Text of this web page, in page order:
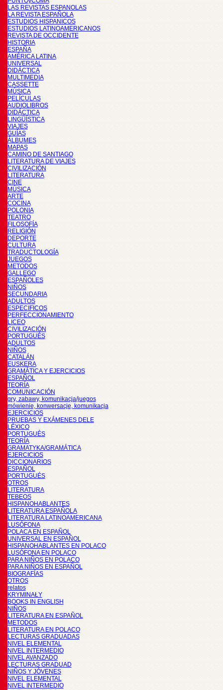
LAS REVISTAS ESPANOLAS
LA REVISTA ESPAÑOLA
ESTUDIOS HISPANICOS
ESTUDIOS LATINOAMERICANOS
REVISTA DE OCCIDENTE
HISTORIA
ESPAÑA
AMÉRICA LATINA
UNIVERSAL
DIDÁCTICA
MULTIMEDIA
CASSETTE
MÚSICA
PELÍCULAS
AUDIOLIBROS
DIDÁCTICA
LINGÜÍSTICA
VIAJES
GUÍAS
ÁLBUMES
MAPAS
CAMINO DE SANTIAGO
LITERATURA DE VIAJES
CIVILIZACIÓN
LITERATURA
CINE
MÚSICA
ARTE
COCINA
POLONIA
TEATRO
FILOSOFÍA
RELIGIÓN
DEPORTE
CULTURA
TRADUCTOLOGÍA
JUEGOS
METODOS
GALLEGO
ESPAÑOLES
NIÑOS
SECUNDARIA
ADULTOS
ESPECIFICOS
PERFECCIONAMIENTO
LICEO
CIVILIZACIÓN
PORTUGUÉS
ADULTOS
NIÑOS
CATALÁN
EUSKERA
GRAMÁTICA Y EJERCICIOS
ESPAÑOL
TEORÍA
COMUNICACIÓN
gry, zabawy, komunikacja/juegos
mówienie, konwersacje, komunikacja
EJERCICIOS
PRUEBAS Y EXÁMENES DELE
LÉXICO
PORTUGUÉS
TEORÍA
GRAMATYKA/GRAMÁTICA
EJERCICIOS
DICCIONARIOS
ESPAÑOL
PORTUGUÉS
OTROS
LITERATURA
TEBEOS
HISPANOHABLANTES
LITERATURA ESPAÑOLA
LITERATURA LATINOAMERICANA
LUSÓFONA
POLACA EN ESPAÑOL
UNIVERSAL EN ESPAÑOL
HISPANOHABLANTES EN POLACO
LUSÓFONA EN POLACO
PARA NIÑOS EN POLACO
PARA NIÑOS EN ESPAÑOL
BIOGRAFÍAS
OTROS
relatos
KRYMINAŁY
BOOKS IN ENGLISH
NIÑOS
LITERATURA EN ESPAÑOL
METODOS
LITERATURA EN POLACO
LECTURAS GRADUADAS
NIVEL ELEMENTAL
NIVEL INTERMEDIO
NIVEL AVANZADO
LECTURAS GRADUAD
NIÑOS Y JÓVENES
NIVEL ELEMENTAL
NIVEL INTERMEDIO